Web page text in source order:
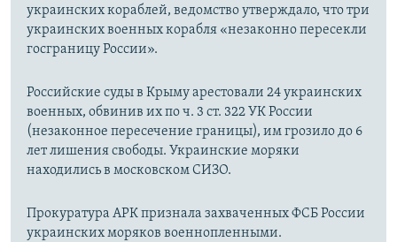
украинских кораблей, ведомство утверждало, что три
украинских военных корабля «незаконно пересекли
госграницу России».
Российские суды в Крыму арестовали 24 украинских
военных, обвинив их по ч. 3 ст. 322 УК России
(незаконное пересечение границы), им грозило до 6
лет лишения свободы. Украинские моряки
находились в московском СИЗО.
Прокуратура АРК признала захваченных ФСБ России
украинских моряков военнопленными.